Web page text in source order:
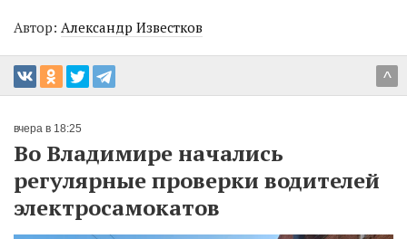
Автор: Александр Известков
^
вчера в 18:25
Во Владимире начались
регулярные проверки водителей
электросамокатов